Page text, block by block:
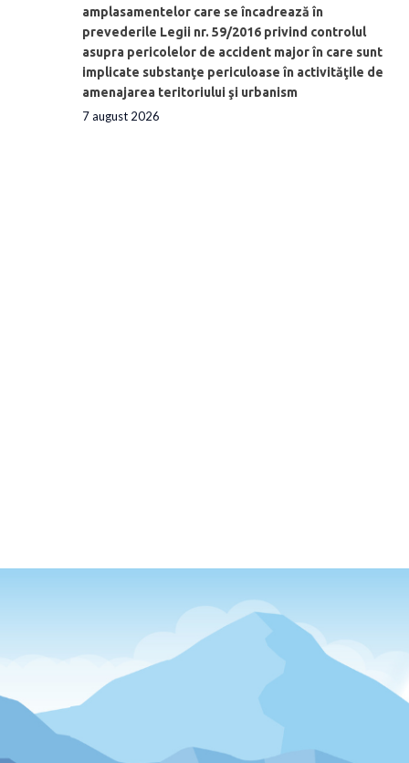
amplasamentelor care se încadrează în
prevederile Legii nr. 59/2016 privind controlul
asupra pericolelor de accident major în care sunt
implicate substanţe periculoase în activităţile de
amenajarea teritoriului şi urbanism
7 august 2026